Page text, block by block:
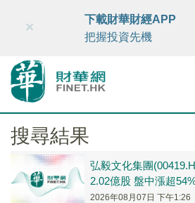
財華智庫網 FINTV
×
下載財華財經APP
把握投資先機
搜尋結果
弘毅文化集團
2.02億股 盤中漲超
2026年08月07日 下午1:26